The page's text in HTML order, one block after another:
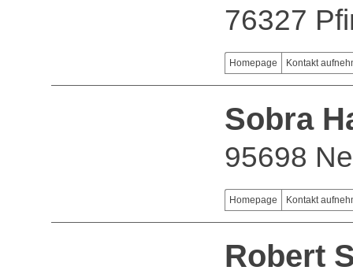
76327
Homepage Kontakt
Sobra
95698
Homepage Kontakt
Robert